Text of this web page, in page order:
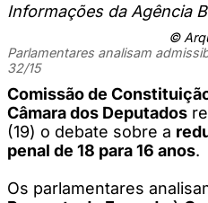
Informações da Agência
©
Parlamentares analisam
32/15
Comissão de
Câmara dos Deputados
(19) o debate sobre a
penal de 18 para 16 anos.
Os parlamentares